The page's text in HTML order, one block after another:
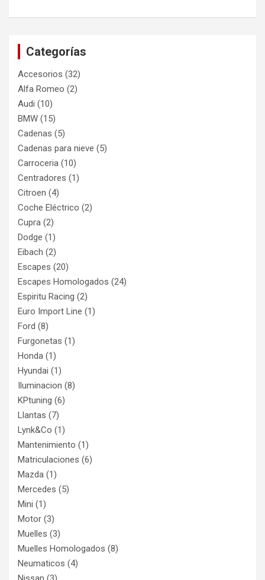
Categorías
Accesorios (32)
Alfa Romeo (2)
Audi (10)
BMW (15)
Cadenas (5)
Cadenas para nieve (5)
Carroceria (10)
Centradores (1)
Citroen (4)
Coche Eléctrico (2)
Cupra (2)
Dodge (1)
Eibach (2)
Escapes (20)
Escapes Homologados (24)
Espiritu Racing (2)
Euro Import Line (1)
Ford (8)
Furgonetas (1)
Honda (1)
Hyundai (1)
Iluminacion (8)
KPtuning (6)
Llantas (7)
Lynk&Co (1)
Mantenimiento (1)
Matriculaciones (6)
Mazda (1)
Mercedes (5)
Mini (1)
Motor (3)
Muelles (3)
Muelles Homologados (8)
Neumaticos (4)